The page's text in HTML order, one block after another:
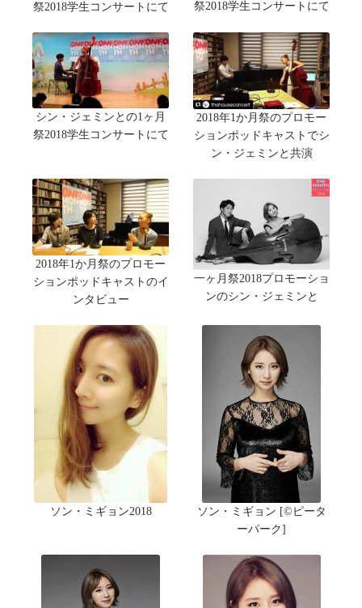
祭2018学生コンサートにて
祭2018学生コンサートにて
シン・ジェミンとの1ヶ月
祭2018学生コンサートにて
2018年1か月祭のプロモー
ションポッドキャストでシ
ン・ジェミンと共演
2018年1か月祭のプロモー
ションポッドキャストのイ
ンタビュー
一ヶ月祭2018プロモーショ
ンのシン・ジェミンと
ソン・ミギョン2018
ソン・ミギョン [©ピータ
ーパーク]